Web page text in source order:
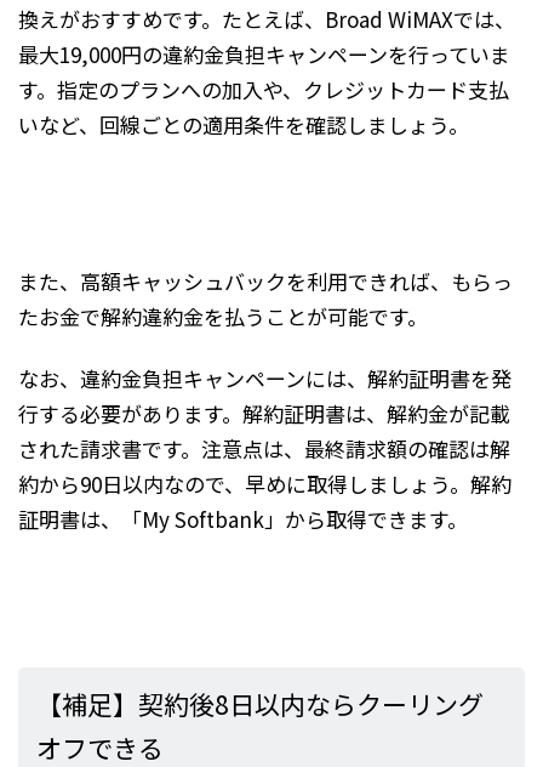
換えがおすすめです。たとえば、Broad WiMAXでは、
最大19,000円の違約金負担キャンペーンを行っていま
す。指定のプランへの加入や、クレジットカード支払
いなど、回線ごとの適用条件を確認しましょう。
また、高額キャッシュバックを利用できれば、もらっ
たお金で解約違約金を払うことが可能です。
なお、違約金負担キャンペーンには、解約証明書を発
行する必要があります。解約証明書は、解約金が記載
された請求書です。注意点は、最終請求額の確認は解
約から90日以内なので、早めに取得しましょう。解約
証明書は、「My Softbank」から取得できます。
【補足】契約後8日以内ならクーリング
オフできる